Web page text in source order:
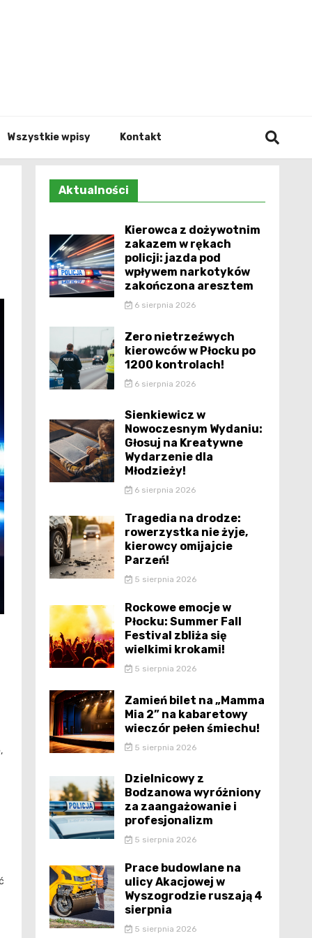
Wszystkie wpisy Kontakt
Aktualności
Kierowca z dożywotnim
zakazem w rękach
policji: jazda pod
wpływem narkotyków
zakończona aresztem
6 sierpnia 2026
Zero nietrzeźwych
kierowców w Płocku po
1200 kontrolach!
6 sierpnia 2026
Sienkiewicz w
Nowoczesnym Wydaniu:
Głosuj na Kreatywne
Wydarzenie dla
Młodzieży!
6 sierpnia 2026
Tragedia na drodze:
rowerzystka nie żyje,
kierowcy omijajcie
Parzeń!
5 sierpnia 2026
Rockowe emocje w
Płocku: Summer Fall
Festival zbliża się
wielkimi krokami!
5 sierpnia 2026
Zamień bilet na „Mamma
Mia 2” na kabaretowy
wieczór pełen śmiechu!
5 sierpnia 2026
Dzielnicowy z
Bodzanowa wyróżniony
za zaangażowanie i
profesjonalizm
5 sierpnia 2026
Prace budowlane na
ulicy Akacjowej w
Wyszogrodzie ruszają 4
sierpnia
5 sierpnia 2026